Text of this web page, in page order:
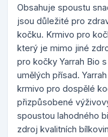
Obsahuje spoustu
jsou důležité pro
kočku. Krmivo pro
který je mimo jiné
pro kočky Yarrah Bio
umělých přísad.
krmivo pro dospělé
přizpůsobené
spoustou lahodného
zdroj kvalitních